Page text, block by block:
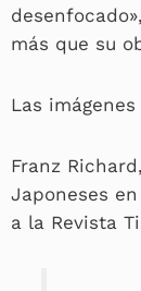
más que su
Las
Franz
Japoneses
a la Revista